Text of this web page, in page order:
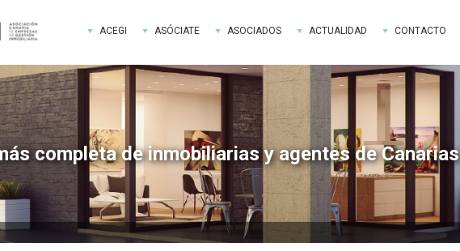
ACEGI ASÓCIATE ASOCIADOS ACTUALIDAD CONTACTO
completa de inmobiliarias y agentes de Canarias